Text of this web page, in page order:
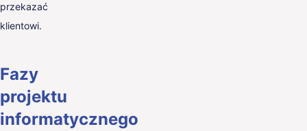
przekazać
klientowi.
Fazy
projektu
informatycznego